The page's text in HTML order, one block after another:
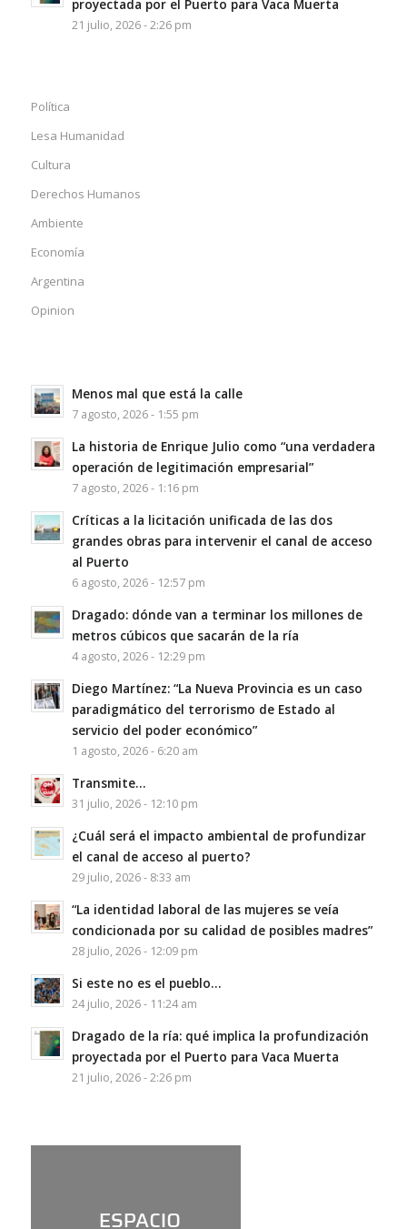
proyectada por el Puerto para Vaca Muerta
21 julio, 2026 - 2:26 pm
Política
Lesa Humanidad
Cultura
Derechos Humanos
Ambiente
Economía
Argentina
Opinion
Menos mal que está la calle
7 agosto, 2026 - 1:55 pm
La historia de Enrique Julio como “una verdadera
operación de legitimación empresarial”
7 agosto, 2026 - 1:16 pm
Críticas a la licitación unificada de las dos
grandes obras para intervenir el canal de acceso
al Puerto
6 agosto, 2026 - 12:57 pm
Dragado: dónde van a terminar los millones de
metros cúbicos que sacarán de la ría
4 agosto, 2026 - 12:29 pm
Diego Martínez: “La Nueva Provincia es un caso
paradigmático del terrorismo de Estado al
servicio del poder económico”
1 agosto, 2026 - 6:20 am
Transmite…
31 julio, 2026 - 12:10 pm
¿Cuál será el impacto ambiental de profundizar
el canal de acceso al puerto?
29 julio, 2026 - 8:33 am
“La identidad laboral de las mujeres se veía
condicionada por su calidad de posibles madres”
28 julio, 2026 - 12:09 pm
Si este no es el pueblo…
24 julio, 2026 - 11:24 am
Dragado de la ría: qué implica la profundización
proyectada por el Puerto para Vaca Muerta
21 julio, 2026 - 2:26 pm